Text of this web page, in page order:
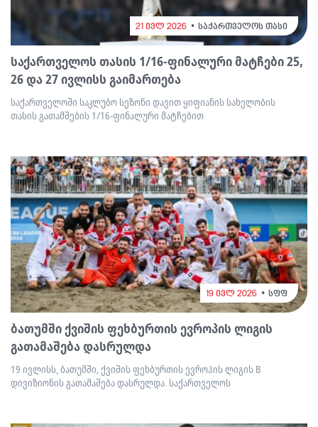
21 ივლ 2026 საქართველოს თასი
საქართველოს თასის 1/16-ფინალური მატჩები 25,
26 და 27 ივლისს გაიმართება
საქართველოში საკლუბო სეზონი დავით ყიფიანის სახელობის
თასის გათამშების 1/16-ფინალური მატჩებით
19 ივლ 2026 სფფ
ბათუმში ქვიშის ფეხბურთის ევროპის ლიგის
გათამაშება დასრულდა
19 ივლისს, ბათუმში, ქვიშის ფეხბურთის ევროპის ლიგის B
დივიზიონის გათამაშება დასრულდა. საქართველოს